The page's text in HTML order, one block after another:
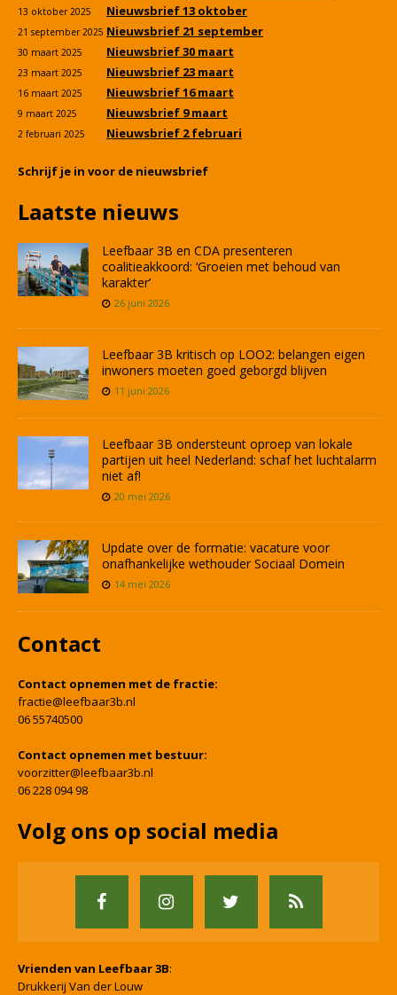
13 oktober 2025 Nieuwsbrief 13 oktober
21 september 2025 Nieuwsbrief 21 september
30 maart 2025 Nieuwsbrief 30 maart
23 maart 2025 Nieuwsbrief 23 maart
16 maart 2025 Nieuwsbrief 16 maart
9 maart 2025 Nieuwsbrief 9 maart
2 februari 2025 Nieuwsbrief 2 februari
Schrijf je in voor de nieuwsbrief
Laatste nieuws
Leefbaar 3B en CDA presenteren
coalitieakkoord: ‘Groeien met behoud van
karakter’
26 juni 2026
Leefbaar 3B kritisch op LOO2: belangen eigen
inwoners moeten goed geborgd blijven
11 juni 2026
Leefbaar 3B ondersteunt oproep van lokale
partijen uit heel Nederland: schaf het luchtalarm
niet af!
20 mei 2026
Update over de formatie: vacature voor
onafhankelijke wethouder Sociaal Domein
14 mei 2026
Contact
Contact opnemen met de fractie:
fractie@leefbaar3b.nl
06 55740500
Contact opnemen met bestuur:
voorzitter@leefbaar3b.nl
06 228 094 98
Volg ons op social media
Vrienden van Leefbaar 3B:
Drukkerij Van der Louw